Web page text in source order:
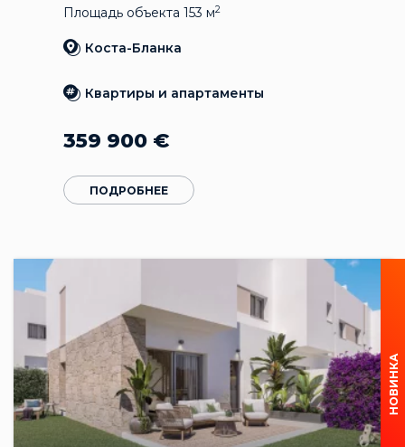
Площадь объекта 153 м2
Коста-Бланка
Квартиры и апартаменты
359 900 €
ПОДРОБНЕЕ
НОВИНКА